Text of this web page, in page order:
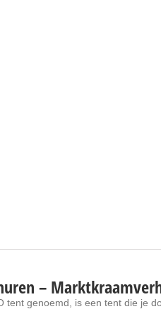
–
tent genoemd, is een tent die je